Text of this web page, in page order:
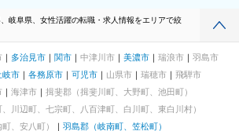
岐阜県、女性活躍の転職・求人情報をエリアで絞
多治見市 関市 中津川市 美濃市 瑞浪市
羽島市
岐市 各務原市 可児市 山県市 瑞穂市
飛騨市
海津市
揖斐郡（揖斐川町、大野町、池田町）
川辺町、七宗町、八百津町、白川町、東白川村）
、安八町）
羽島郡（岐南町、笠松町）